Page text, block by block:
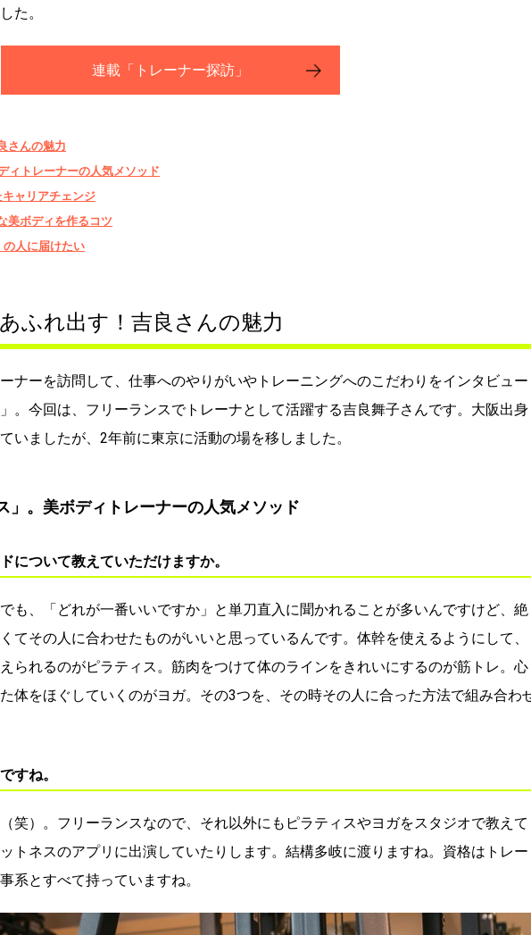
た。
連載「トレーナー探訪」
さんの魅力
ィトレーナーの人気メソッド
ャリアチェンジ
美ボディを作るコツ
の人に届けたい
ふれ出す！吉良さんの魅力
ナーを訪問して、仕事へのやりがいやトレーニングへのこだわりをインタビュー
。今回は、フリーランスでトレーナとして活躍する吉良舞子さんです。大阪出身
いましたが、2年前に東京に活動の場を移しました。
」。美ボディトレーナーの人気メソッド
について教えていただけますか。
も、「どれが一番いいですか」と単刀直入に聞かれることが多いんですけど、絶
てその人に合わせたものがいいと思っているんです。体幹を使えるようにして、
られるのがピラティス。筋肉をつけて体のラインをきれいにするのが筋トレ。心
体をほぐしていくのがヨガ。その3つを、その時その人に合った方法で組み合わ
すね。
笑）。フリーランスなので、それ以外にもピラティスやヨガをスタジオで教えて
トネスのアプリに出演していたりします。結構多岐に渡りますね。資格はトレー
系とすべて持っていますね。